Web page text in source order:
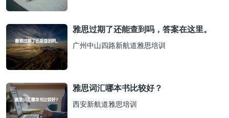
雅思过期了还能查到吗，答案在这里。
广州中山四路新航道雅思培训
雅思词汇哪本书比较好？
西安新航道雅思培训